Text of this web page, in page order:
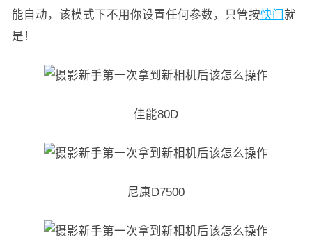
能自动，该模式下不用你设置任何参数，只管按快门 就
是！
佳能80D
尼康D7500